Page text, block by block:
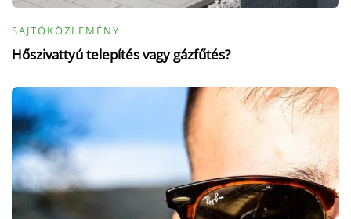
SAJTÓKÖZLEMÉNY
Hőszivattyú telepítés vagy gázfűtés?